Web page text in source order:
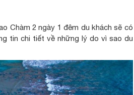
Chàm 2 ngày 1 đêm du khách sẽ có
tin chi tiết về những lý do vì sao du